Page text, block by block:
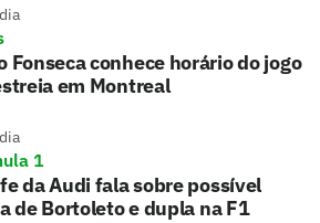
Fonseca conhece horário do jogo
em Montreal
1
da Audi fala sobre possível
de Bortoleto e dupla na F1